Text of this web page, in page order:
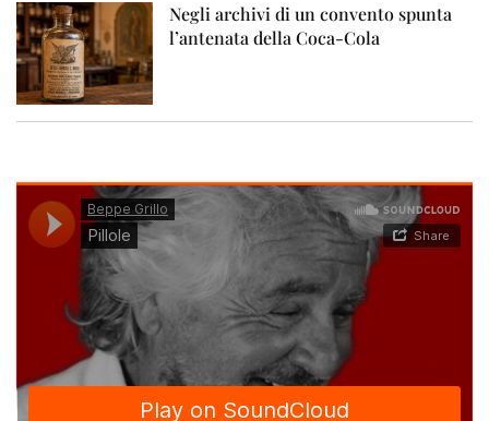
Negli archivi di un convento spunta
l’antenata della Coca-Cola